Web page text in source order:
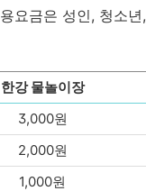
요금은 성인, 청소년,
한강 물놀이장
3,000원
2,000원
1,000원